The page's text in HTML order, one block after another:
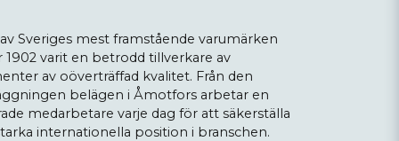
Sveriges mest framstående varumärken
1902 varit en betrodd tillverkare av
av oöverträffad kvalitet. Från den
belägen i Åmotfors arbetar en
medarbetare varje dag för att säkerställa
internationella position i branschen.